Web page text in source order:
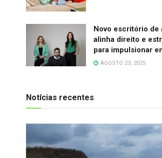
Novo escritório de
alinha direito e
para impulsionar
AGOSTO 23, 2025
Notícias recentes